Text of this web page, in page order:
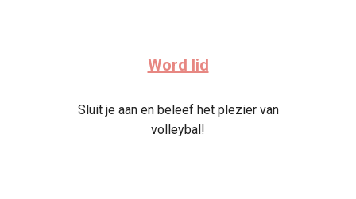
Word lid
Sluit je aan en beleef het plezier van
volleybal!